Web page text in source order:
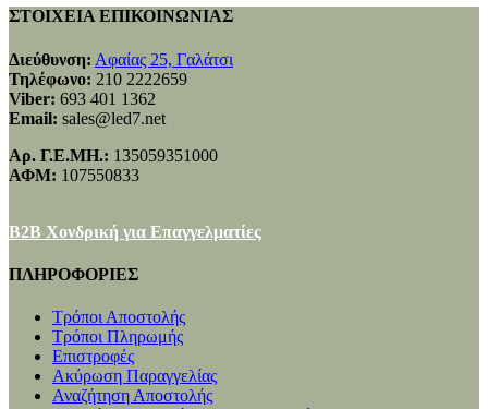
ΣΤΟΙΧΕΙΑ ΕΠΙΚΟΙΝΩΝΙΑΣ
Διεύθυνση: Αφαίας 25, Γαλάτσι
Τηλέφωνο: 210 2222659
Viber: 693 401 1362
Email: sales@led7.net
Αρ. Γ.Ε.ΜΗ.: 135059351000
ΑΦΜ: 107550833
B2B Χονδρική για Επαγγελματίες
ΠΛΗΡΟΦΟΡΙΕΣ
Τρόποι Αποστολής
Τρόποι Πληρωμής
Επιστροφές
Ακύρωση Παραγγελίας
Αναζήτηση Αποστολής